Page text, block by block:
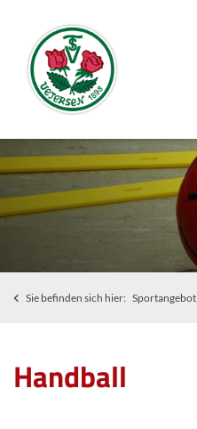
Sie befinden sich hier: Sportangebot
Handball